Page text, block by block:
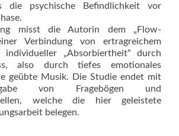
die psychische Befindlichkeit vor
misst die Autorin dem „Flow-
Verbindung von ertragreichem
„Absorbiertheit“ durch
also durch tiefes emotionales
geübte Musik. Die Studie endet mit
von Fragebögen und
welche die hier geleistete
belegen.